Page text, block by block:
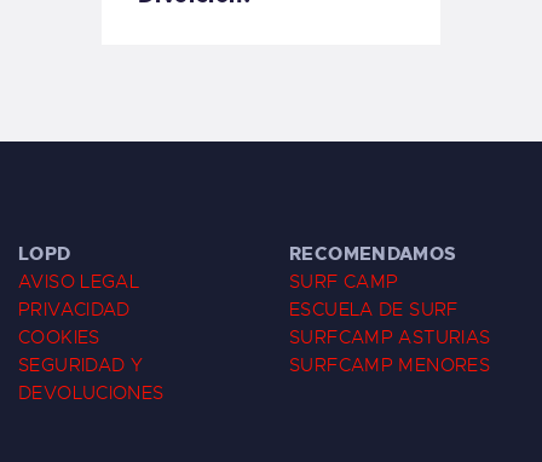
LOPD
AVISO LEGAL
PRIVACIDAD
COOKIES
SEGURIDAD Y
DEVOLUCIONES
RECOMENDAMOS
SURF CAMP
ESCUELA DE SURF
SURFCAMP ASTURIAS
SURFCAMP MENORES